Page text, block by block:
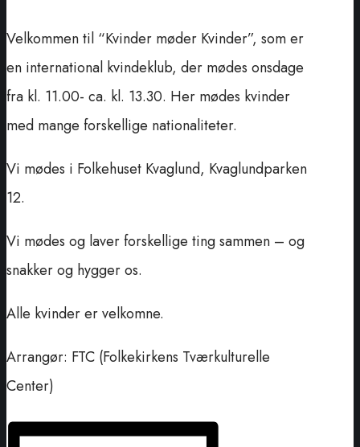
Velkommen til “Kvinder møder Kvinder”, som er
en international kvindeklub, der mødes onsdage
fra kl. 11.00- ca. kl. 13.30. Her mødes kvinder
med mange forskellige nationaliteter.
Vi mødes i Folkehuset Kvaglund, Kvaglundparken
12.
Vi mødes og laver forskellige ting sammen – og
snakker og hygger os.
Alle kvinder er velkomne.
Arrangør: FTC (Folkekirkens Tværkulturelle
Center)